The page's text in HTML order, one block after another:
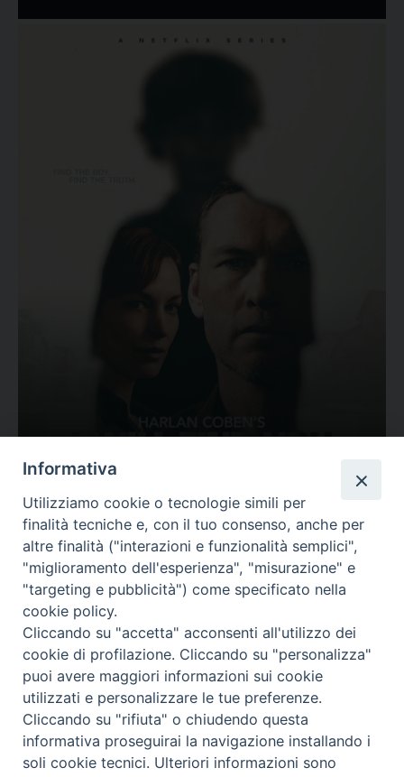
Valutazione
Complesso, Problematico
Tematica: Amore-Sentimenti, Carcere...
Contatti & Info
C.ne Aurelia, 50 – 00165 Roma
Informativa
Utilizziamo cookie o tecnologie simili per
finalità tecniche e, con il tuo consenso, anche per
altre finalità ("interazioni e funzionalità semplici",
"miglioramento dell'esperienza", "misurazione" e
"targeting e pubblicità") come specificato nella
cookie policy.
Cliccando su "accetta" acconsenti all'utilizzo dei
cookie di profilazione. Cliccando su "personalizza"
puoi avere maggiori informazioni sui cookie
utilizzati e personalizzare le tue preferenze.
Cliccando su "rifiuta" o chiudendo questa
informativa proseguirai la navigazione installando i
soli cookie tecnici. Ulteriori informazioni sono